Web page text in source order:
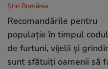
Știri România
Recomandările pentru
populație în timpul
de furtuni, vijelii și
sunt sfătuiți oamenii să